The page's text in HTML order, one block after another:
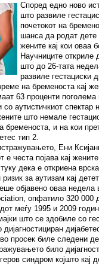
Според едно ново
што развиле
почетокот на
шанса да родат дете
жените кај кои оваа
Научниците откриле
што до 26-тата
развиле гестациски
на бременоста кај
63 проценти поголема
со аутистичкиот
што немале
бременоста, и на кои
тип 2.
Ени
е честа појава кај
туку дека е откриена
за аутизам кај
објавено оваа недела
опфатило 320 000
меѓу 1995 и 2009
што се здобиле со
просек биле следени
било
синдром којшто кај